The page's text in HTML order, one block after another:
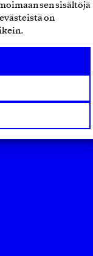
sen sisältöjä
on